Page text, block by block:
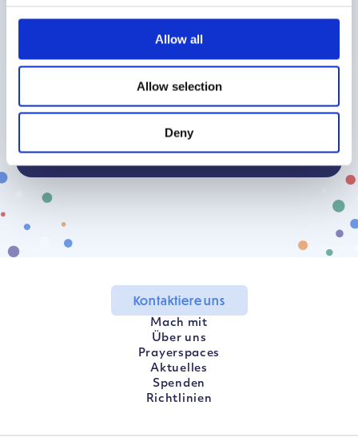
Allow all
Allow selection
Deny
Bibliothek mit länderspezifischen
Gebetsstationen, welche dir alle
kostenlos zur Verfügung stehen.
Mein Land finden
Mach mit
Über uns
Prayerspaces
Aktuelles
Spenden
Richtlinien
Kontaktiere uns